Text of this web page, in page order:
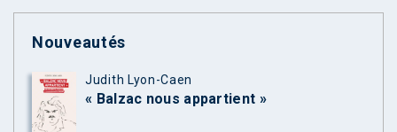
Nouveautés
Judith Lyon-Caen
« Balzac nous appartient »